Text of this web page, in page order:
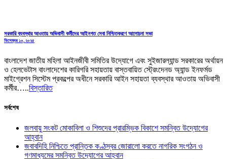
সরকারি ব্যবস্থার আওতায় অভিবাসী কর্মীদের আইনগত সেবা নিশ্চিতকরণে আলোচনা সভা
ডিসেম্বর ১০, ২০২৫
বাংলাদেশ জাতীয় মহিলা আইনজীবী সমিতির উদ্যোগে এবং সুইজারল্যান্ড সরকারের অর্থায়ন
ও হেলভেটাস বাংলাদেশের কারিগরি সহায়তায় বাস্তবায়িত স্ট্রেংদেনড অ্যান্ড ইনফর্মড
মাইগ্রেশন সিস্টেম প্রকল্পের অধীনে সরকারি আইন সহায়তা ব্যবস্থার আওতায় অভিবাসী
কর্মীর…..বিস্তারিত
সর্বশেষ
জলবায়ু সংকট মোকাবিলা ও শিশুদের প্রারম্ভিক বিকাশে সমন্বিত উদ্যোগের
আহ্বান
জবাবদিহি নিশ্চিতে প্রান্তিক কণ্ঠস্বর জোরালো করতে নাগরিক সংগঠন ও
গণমাধ্যমের সমন্বিত উদ্যোগের আহ্বান